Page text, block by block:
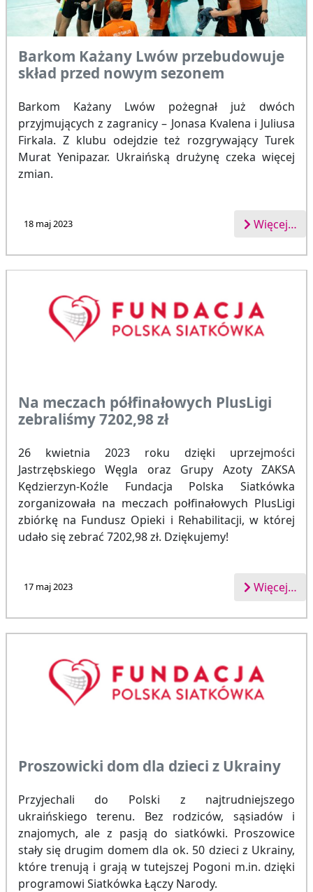
Barkom Każany Lwów przebudowuje
skład przed nowym sezonem
Barkom Każany Lwów pożegnał już dwóch
przyjmujących z zagranicy – Jonasa Kvalena i Juliusa
Firkala. Z klubu odejdzie też rozgrywający Turek
Murat Yenipazar. Ukraińską drużynę czeka więcej
zmian.
18 maj 2023 Więcej…
Na meczach półfinałowych PlusLigi
zebraliśmy 7202,98 zł
26 kwietnia 2023 roku dzięki uprzejmości
Jastrzębskiego Węgla oraz Grupy Azoty ZAKSA
Kędzierzyn-Koźle Fundacja Polska Siatkówka
zorganizowała na meczach połfinałowych PlusLigi
zbiórkę na Fundusz Opieki i Rehabilitacji, w której
udało się zebrać 7202,98 zł. Dziękujemy!
17 maj 2023 Więcej…
Proszowicki dom dla dzieci z Ukrainy
Przyjechali do Polski z najtrudniejszego
ukraińskiego terenu. Bez rodziców, sąsiadów i
znajomych, ale z pasją do siatkówki. Proszowice
stały się drugim domem dla ok. 50 dzieci z Ukrainy,
które trenują i grają w tutejszej Pogoni m.in. dzięki
programowi Siatkówka Łączy Narody.